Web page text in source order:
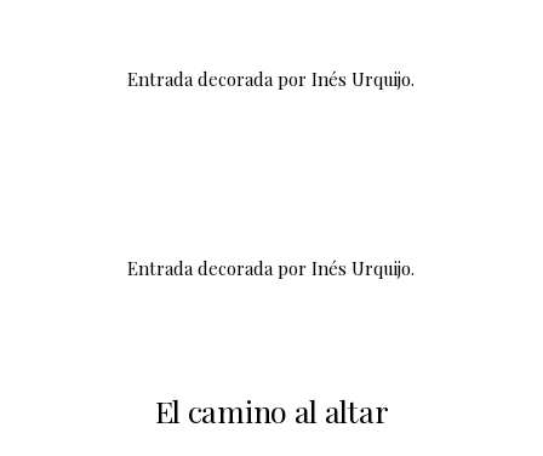
Entrada decorada por Inés Urquijo.
Entrada decorada por Inés Urquijo.
El camino al altar